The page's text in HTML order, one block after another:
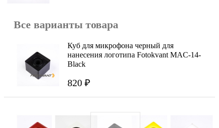
Все варианты товара
Куб для микрофона черный для
нанесения логотипа Fotokvant MAC-14-
Black
820 ₽